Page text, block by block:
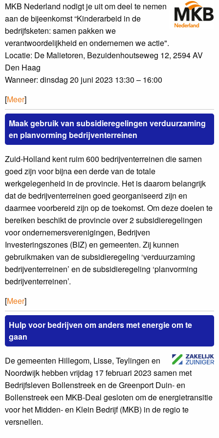
MKB Nederland nodigt je uit om deel te nemen
aan de bijeenkomst “Kinderarbeid in de
bedrijfsketen: samen pakken we
verantwoordelijkheid en ondernemen we actie".
Locatie: De Malietoren, Bezuidenhoutseweg 12, 2594 AV
Den Haag
Wanneer: dinsdag 20 juni 2023 13:30 – 16:00
[Meer]
Maak gebruik van subsidieregelingen verduurzaming
en planvorming bedrijventerreinen
Zuid-Holland kent ruim 600 bedrijventerreinen die samen
goed zijn voor bijna een derde van de totale
werkgelegenheid in de provincie. Het is daarom belangrijk
dat de bedrijventerreinen goed georganiseerd zijn en
daarmee voorbereid zijn op de toekomst. Om deze doelen te
bereiken beschikt de provincie over 2 subsidieregelingen
voor ondernemersverenigingen, Bedrijven
Investeringszones (BIZ) en gemeenten. Zij kunnen
gebruikmaken van de subsidieregeling ‘verduurzaming
bedrijventerreinen’ en de subsidieregeling ‘planvorming
bedrijventerreinen’.
[Meer]
Hulp voor bedrijven om anders met energie om te
gaan
De gemeenten Hillegom, Lisse, Teylingen en
Noordwijk hebben vrijdag 17 februari 2023 samen met
Bedrijfsleven Bollenstreek en de Greenport Duin- en
Bollenstreek een MKB-Deal gesloten om de energietransitie
voor het Midden- en Klein Bedrijf (MKB) in de regio te
versnellen.